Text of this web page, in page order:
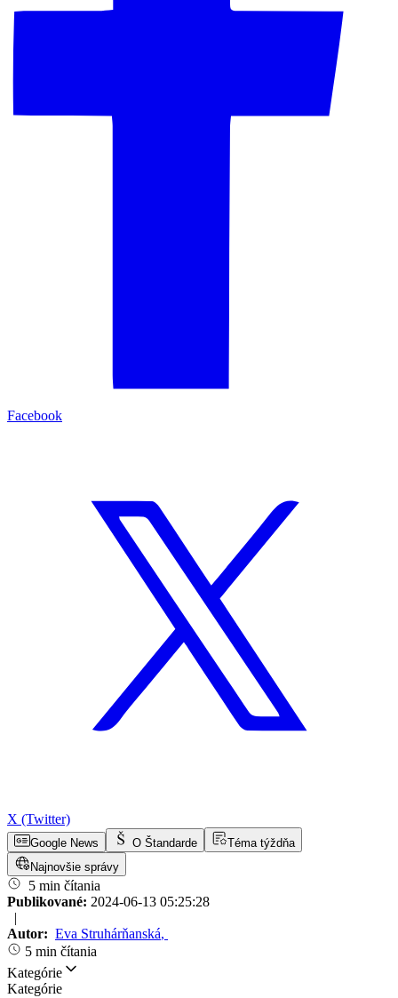
Facebook
X (Twitter)
Google News O Štandarde
Téma týždňa
Najnovšie správy
5 min čítania
Publikované: 2024-06-13 05:25:28
|
Autor: Eva Struhárňanská,
5 min čítania
Kategórie
Kategórie